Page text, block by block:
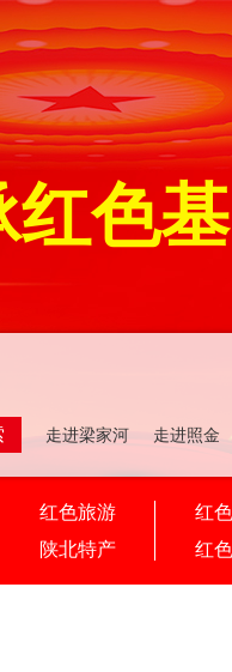
色
走进梁家河 走进照
红色旅游
陕北特产
红
红